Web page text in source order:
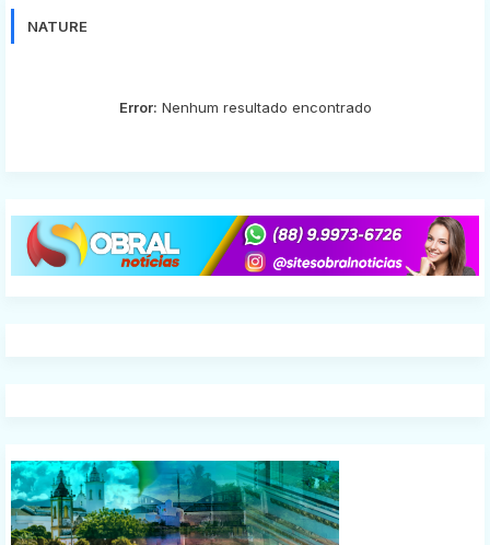
NATURE
Error: Nenhum resultado encontrado